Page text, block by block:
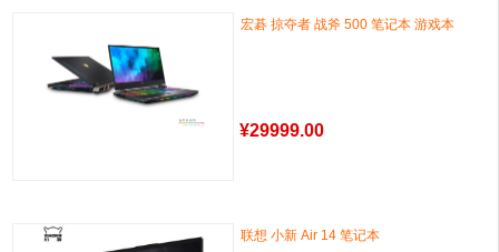
宏碁 掠夺者 战斧 500 笔记本 游戏本
¥29999.00
联想 小新 Air 14 笔记本